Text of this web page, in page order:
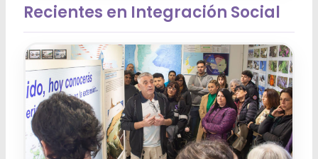
Recientes en Integración Social